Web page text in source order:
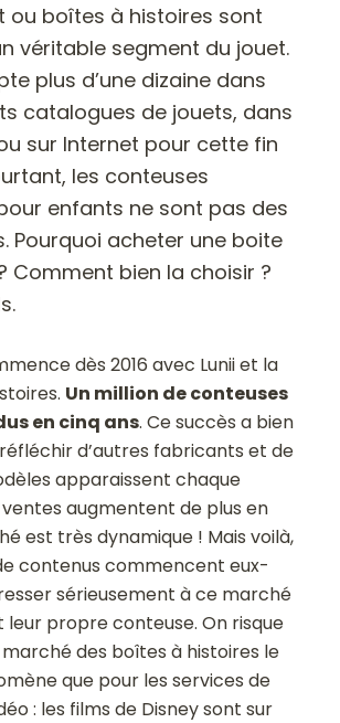
ou boîtes à histoires sont
véritable segment du jouet.
plus d’une dizaine dans
catalogues de jouets, dans
sur Internet pour cette fin
les conteuses
enfants ne sont pas des
Pourquoi acheter une boite
Comment bien la choisir ?
dès 2016 avec Lunii et la
Un million de conteuses
en cinq ans. Ce succès a bien
d’autres fabricants et de
apparaissent chaque
ventes augmentent de plus en
est très dynamique ! Mais voilà,
contenus commencent eux-
sérieusement à ce marché
propre conteuse. On risque
des boîtes à histoires le
que pour les services de
: les films de Disney sont sur